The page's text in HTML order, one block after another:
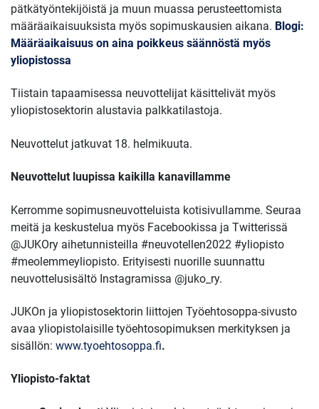
pätkätyöntekijöistä ja muun muassa perusteettomista
määräaikaisuuksista myös sopimuskausien aikana. Blogi:
Määräaikaisuus on aina poikkeus säännöstä myös
yliopistossa
Tiistain tapaamisessa neuvottelijat käsittelivät myös
yliopistosektorin alustavia palkkatilastoja.
Neuvottelut jatkuvat 18. helmikuuta.
Neuvottelut luupissa kaikilla kanavillamme
Kerromme sopimusneuvotteluista kotisivullamme. Seuraa
meitä ja keskustelua myös Facebookissa ja Twitterissä
@JUKOry aihetunnisteilla #neuvotellen2022 #yliopisto
#meolemmeyliopisto. Erityisesti nuorille suunnattu
neuvottelusisältö Instagramissa @juko_ry.
JUKOn ja yliopistosektorin liittojen Työehtosoppa-sivusto
avaa yliopistolaisille työehtosopimuksen merkityksen ja
sisällön: www.tyoehtosoppa.fi.
Yliopisto-faktat